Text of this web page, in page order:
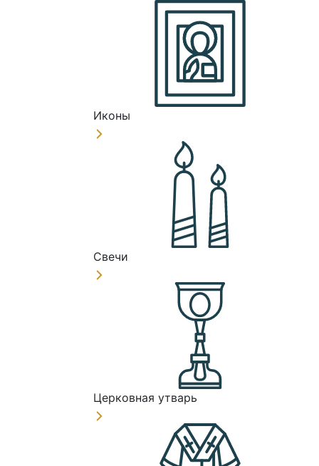
Иконы
Свечи
Церковная утварь